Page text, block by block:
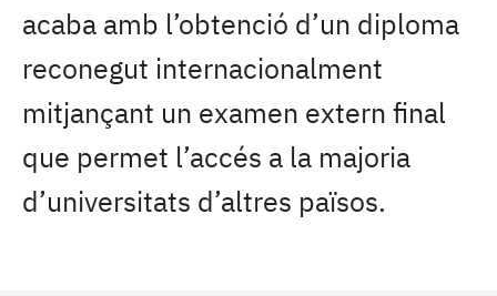
acaba amb l’obtenció d’un diploma
reconegut internacionalment
mitjançant un examen extern final
que permet l’accés a la majoria
d’universitats d’altres països.